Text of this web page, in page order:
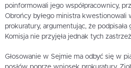
poinformowali jego współpracownicy,
Obrońcy byłego ministra kwestionowali
prokuratury, argumentując, że podpisała
Komisja nie przyjęła jednak tych
Głosowanie w Sejmie ma odbyć się w